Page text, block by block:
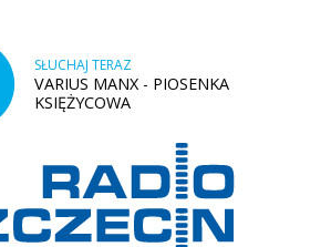
SŁUCHAJ TERAZ
VARIUS MANX - PIOSENKA
KSIĘŻYCOWA